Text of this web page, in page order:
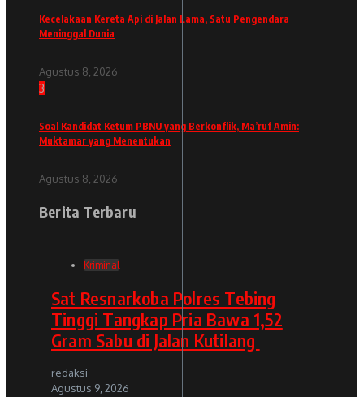
Kecelakaan Kereta Api di Jalan Lama, Satu Pengendara
Meninggal Dunia
Agustus 8, 2026
3
Soal Kandidat Ketum PBNU yang Berkonflik, Ma’ruf Amin:
Muktamar yang Menentukan
Agustus 8, 2026
Berita Terbaru
Kriminal
Sat Resnarkoba Polres Tebing
Tinggi Tangkap Pria Bawa 1,52
Gram Sabu di Jalan Kutilang
redaksi
Agustus 9, 2026